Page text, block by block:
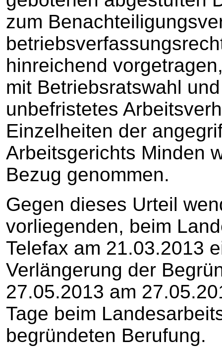
zum
hinreichend
mit Betriebsratswahl
unbefristetes
Einzelheiten der
Arbeitsgerichts Minden
Bezug genommen.
Gegen dieses Urteil
vorliegenden, beim
Telefax am 21.03.2013
Verlängerung der
27.05.2013 am
Tage beim
begründeten Berufung.